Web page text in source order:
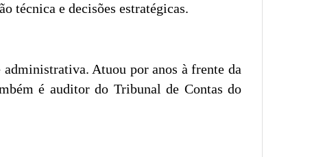
técnica e decisões estratégicas.
Atuou por anos à frente da
é auditor do Tribunal de Contas do